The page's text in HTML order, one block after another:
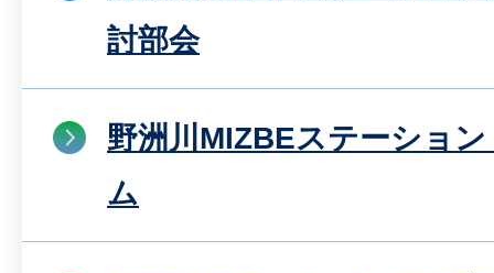
討部会
野洲川MIZBEステーショ
ム